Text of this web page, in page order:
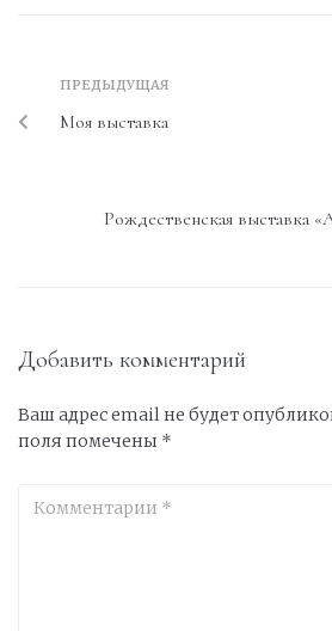
ПРЕДЫДУЩАЯ
Моя выставка
Рождественская выставка
Добавить комментарий
Ваш адрес email не будет
поля помечены *